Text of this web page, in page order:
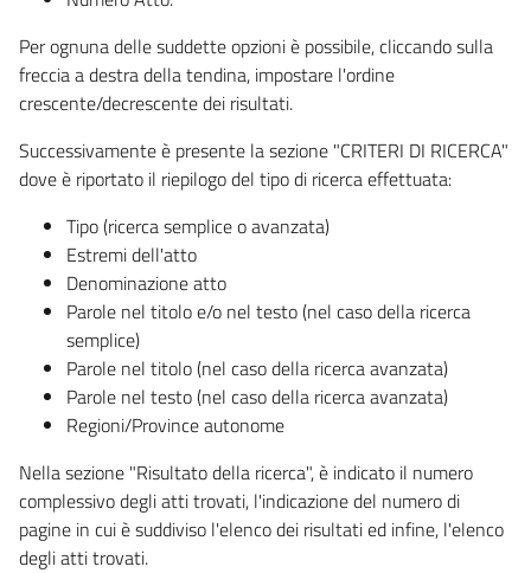
Per ognuna delle suddette opzioni è possibile, cliccando sulla
freccia a destra della tendina, impostare l'ordine
crescente/decrescente dei risultati.
Successivamente è presente la sezione "CRITERI DI RICERCA"
dove è riportato il riepilogo del tipo di ricerca effettuata:
Tipo (ricerca semplice o avanzata)
Estremi dell'atto
Denominazione atto
Parole nel titolo e/o nel testo (nel caso della ricerca
semplice)
Parole nel titolo (nel caso della ricerca avanzata)
Parole nel testo (nel caso della ricerca avanzata)
Regioni/Province autonome
Nella sezione "Risultato della ricerca", è indicato il numero
complessivo degli atti trovati, l'indicazione del numero di
pagine in cui è suddiviso l'elenco dei risultati ed infine, l'elenco
degli atti trovati.